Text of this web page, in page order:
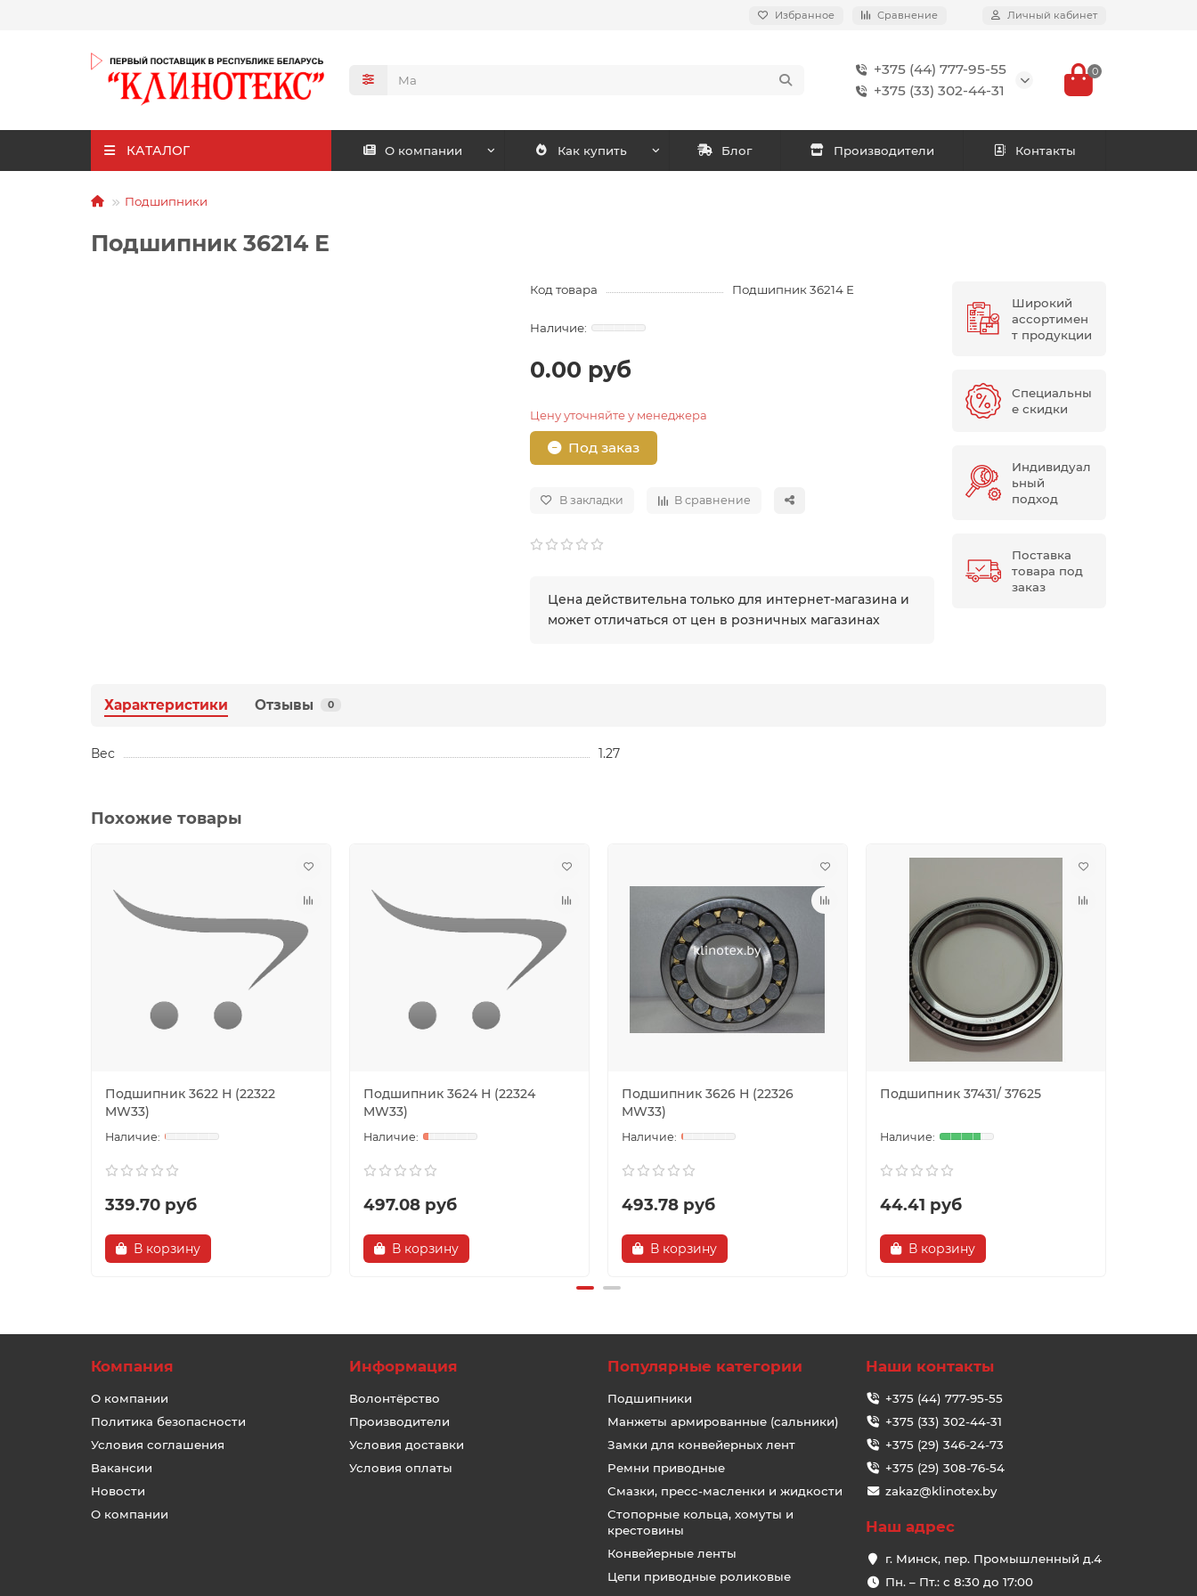
Избранное Сравнение Личный кабинет
+375 (44) 777-95-55
+375 (33) 302-44-31
0
КАТАЛОГ О компании Как купить Блог Производители Контакты
Подшипники
Подшипник 36214 Е
Код товара Подшипник 36214 Е
0.00 руб
Цену уточняйте у менеджера
Под заказ
В закладки В сравнение
Цена действительна только для интернет-магазина и
может отличаться от цен в розничных магазинах
Широкий
ассортимен
т продукции
Специальны
е скидки
Индивидуал
ьный
подход
Поставка
товара под
заказ
Характеристики Отзывы 0
Вес 1.27
Похожие товары
Подшипник 3622 Н (22322
MW33)
339.70 руб
В корзину
Подшипник 3624 Н (22324
MW33)
497.08 руб
В корзину
Подшипник 3626 Н (22326
MW33)
493.78 руб
В корзину
Подшипник 37431/ 37625
44.41 руб
В корзину
Компания
О компании
Политика безопасности
Условия соглашения
Вакансии
Новости
О компании
Информация
Волонтёрство
Производители
Условия доставки
Условия оплаты
Популярные категории
Подшипники
Манжеты армированные (сальники)
Замки для конвейерных лент
Ремни приводные
Смазки, пресс-масленки и жидкости
Стопорные кольца, хомуты и
крестовины
Конвейерные ленты
Цепи приводные роликовые
Наши контакты
+375 (44) 777-95-55
+375 (33) 302-44-31
+375 (29) 346-24-73
+375 (29) 308-76-54
zakaz@klinotex.by
Наш адрес
г. Минск, пер. Промышленный д.4
Пн. – Пт.: с 8:30 до 17:00